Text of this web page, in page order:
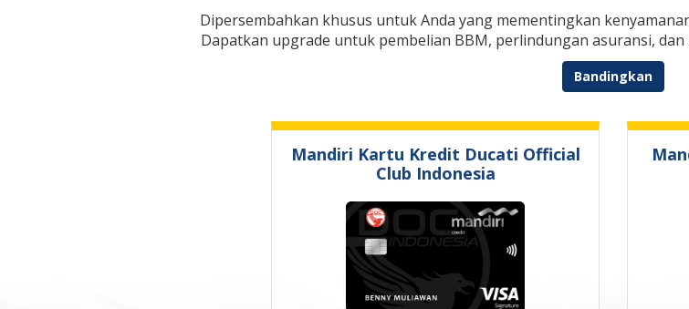
Dipersembahkan khusus untuk Anda yang mementingkan
Dapatkan upgrade untuk pembelian BBM, perlindungan asuransi,
Bandingkan
Mandiri Kartu Kredit Ducati Official
Club Indonesia